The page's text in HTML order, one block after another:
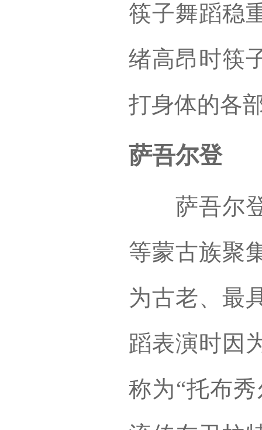
筷子舞蹈稳
绪高昂时筷
打身体的各
萨吾尔登
萨吾尔登
等蒙古族聚
为古老、最
蹈表演时因
称为“托布